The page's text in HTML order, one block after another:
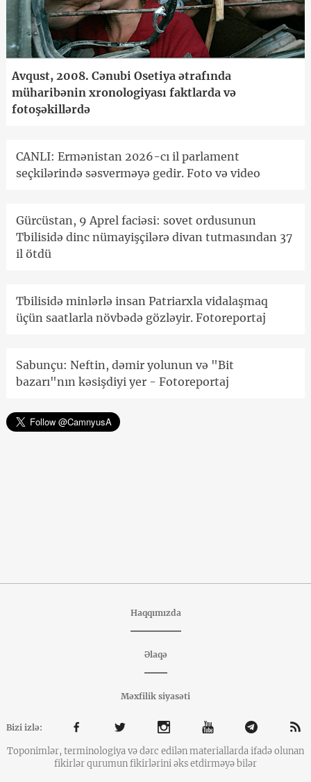
Avqust, 2008. Cənubi Osetiya ətrafında
müharibənin xronologiyası faktlarda və
fotoşəkillərdə
CANLI: Ermənistan 2026-cı il parlament
seçkilərində səsverməyə gedir. Foto və video
Gürcüstan, 9 Aprel faciəsi: sovet ordusunun
Tbilisidə dinc nümayişçilərə divan tutmasından 37
il ötdü
Tbilisidə minlərlə insan Patriarxla vidalaşmaq
üçün saatlarla növbədə gözləyir. Fotoreportaj
Sabunçu: Neftin, dəmir yolunun və "Bit
bazarı"nın kəsişdiyi yer - Fotoreportaj
Haqqımızda
Əlaqə
Məxfilik siyasəti
Bizi izlə:
Toponimlər, terminologiya və dərc edilən materiallarda ifadə olunan
fikirlər qurumun fikirlərini əks etdirməyə bilər